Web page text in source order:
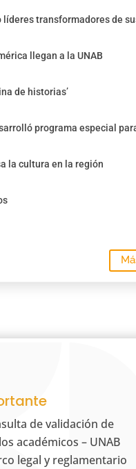
líderes transformadores de
llegan a la UNAB
de historias’
programa especial
la cultura en la región
de validación de
académicos – UNAB
legal y reglamentario